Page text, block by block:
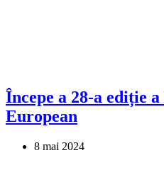
Începe a 28-a ediție
European
8 mai 2024